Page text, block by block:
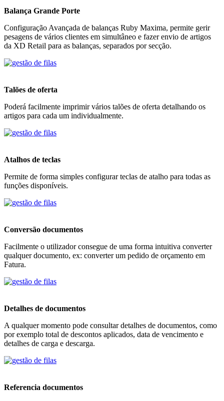
Balança Grande Porte
Configuração Avançada de balanças Ruby Maxima, permite gerir
pesagens de vários clientes em simultâneo e fazer envio de artigos
da XD Retail para as balanças, separados por secção.
Talões de oferta
Poderá facilmente imprimir vários talões de oferta detalhando os
artigos para cada um individualmente.
Atalhos de teclas
Permite de forma simples configurar teclas de atalho para todas as
funções disponíveis.
Conversão documentos
Facilmente o utilizador consegue de uma forma intuitiva converter
qualquer documento, ex: converter um pedido de orçamento em
Fatura.
Detalhes de documentos
A qualquer momento pode consultar detalhes de documentos, como
por exemplo total de descontos aplicados, data de vencimento e
detalhes de carga e descarga.
Referencia documentos